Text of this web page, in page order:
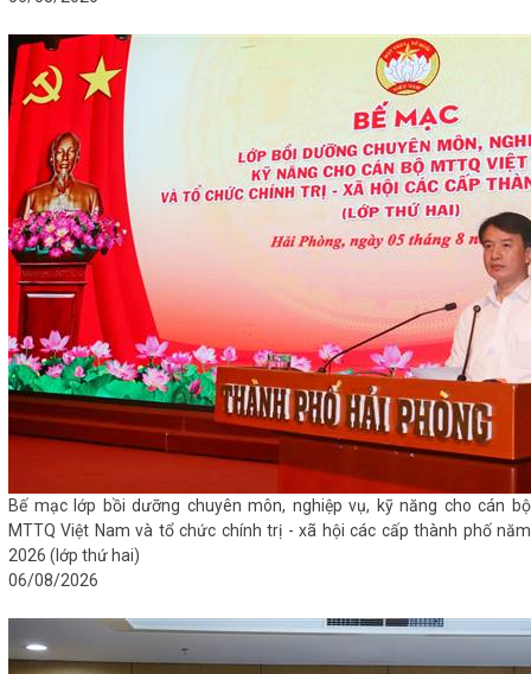
Bế mạc lớp bồi dưỡng chuyên môn, nghiệp vụ, kỹ năng cho cán bộ
MTTQ Việt Nam và tổ chức chính trị - xã hội các cấp thành phố năm
2026 (lớp thứ hai)
06/08/2026